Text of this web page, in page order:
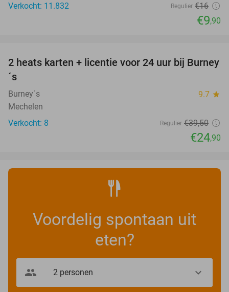
Verkocht: 11.832
Regulier €16
€9,90
37%
2 heats karten + licentie voor 24 uur bij Burney
´s
Burney´s 9.7 star
Mechelen
Verkocht: 8
Regulier €39,50
€24,90
Voordelig spontaan uit
eten?